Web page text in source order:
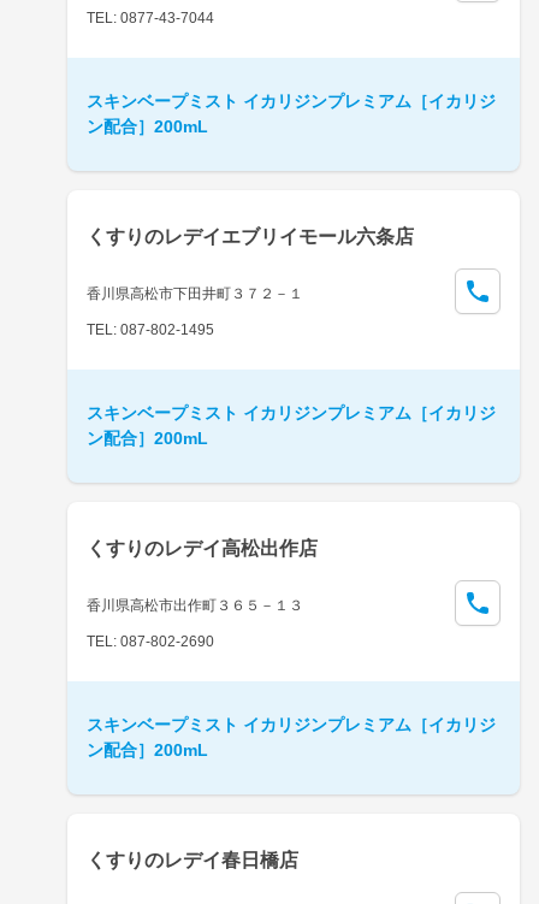
TEL: 0877-43-7044
スキンベープミスト イカリジンプレミアム［イカリジ
ン配合］200mL
くすりのレデイエブリイモール六条店
香川県高松市下田井町３７２－１
TEL: 087-802-1495
スキンベープミスト イカリジンプレミアム［イカリジ
ン配合］200mL
くすりのレデイ高松出作店
香川県高松市出作町３６５－１３
TEL: 087-802-2690
スキンベープミスト イカリジンプレミアム［イカリジ
ン配合］200mL
くすりのレデイ春日橋店